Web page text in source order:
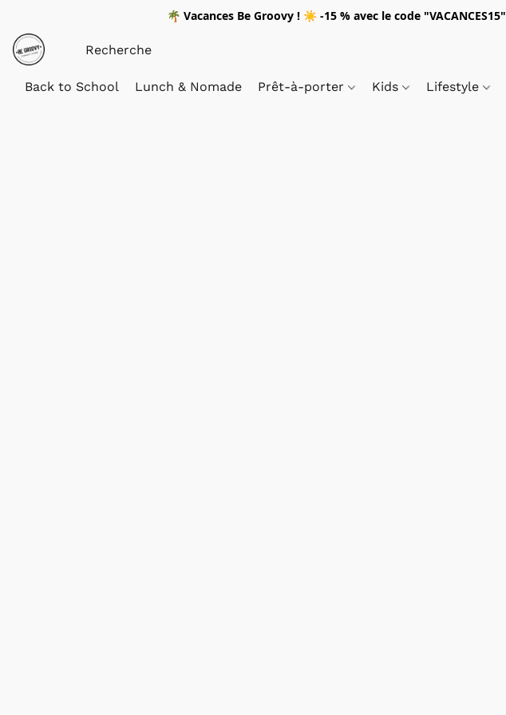
🌴 Vacances Be Groovy ! ☀️ -15 % avec le code "VACANCES15"
Back to School Lunch & Nomade Prêt-à-porter Kids Lifestyle